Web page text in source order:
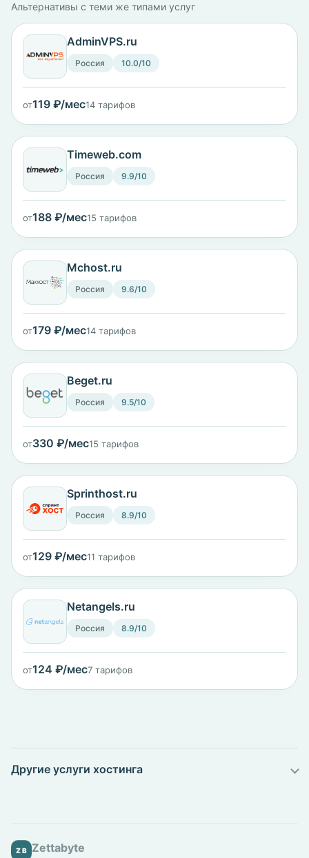
Альтернативы с теми же типами услуг
AdminVPS.ru
Россия 10.0/10
от119 ₽/мес14 тарифов
Timeweb.com
Россия 9.9/10
от188 ₽/мес15 тарифов
Mchost.ru
Россия 9.6/10
от179 ₽/мес14 тарифов
Beget.ru
Россия 9.5/10
от330 ₽/мес15 тарифов
Sprinthost.ru
Россия 8.9/10
от129 ₽/мес11 тарифов
Netangels.ru
Россия 8.9/10
от124 ₽/мес7 тарифов
Другие услуги хостинга
ZB Zettabyte